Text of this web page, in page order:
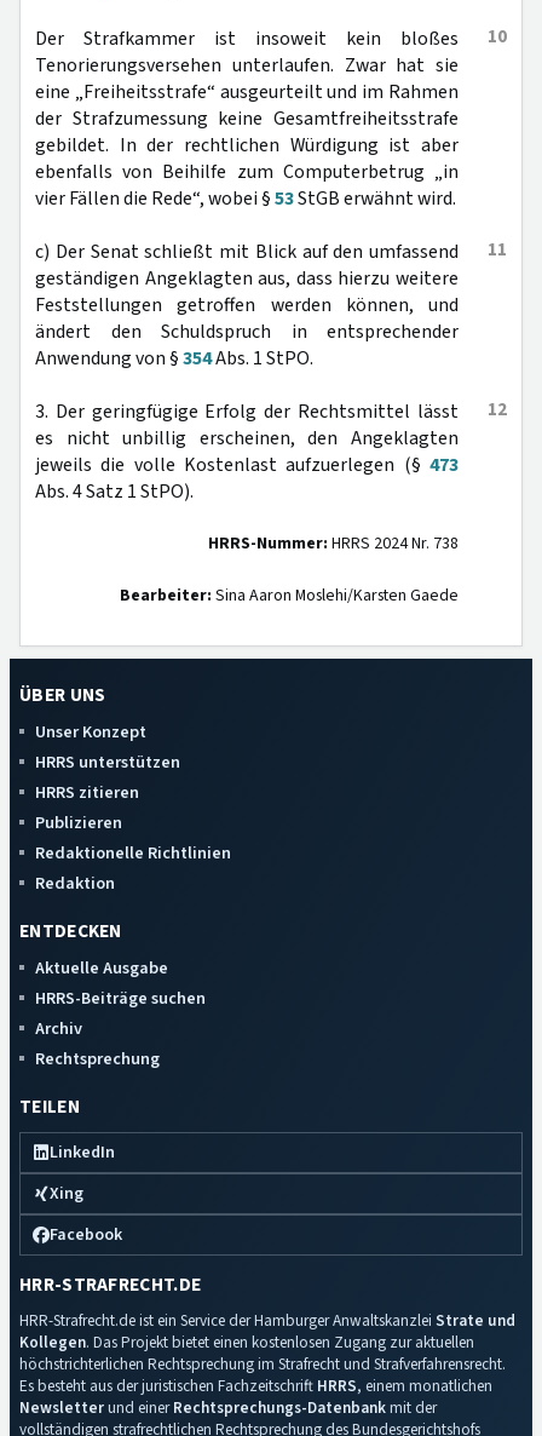
10
Der Strafkammer ist insoweit kein bloßes
Tenorierungsversehen unterlaufen. Zwar hat sie
eine „Freiheitsstrafe“ ausgeurteilt und im Rahmen
der Strafzumessung keine Gesamtfreiheitsstrafe
gebildet. In der rechtlichen Würdigung ist aber
ebenfalls von Beihilfe zum Computerbetrug „in
vier Fällen die Rede“, wobei §53StGB erwähnt wird.
11
c) Der Senat schließt mit Blick auf den umfassend
geständigen Angeklagten aus, dass hierzu weitere
Feststellungen getroffen werden können, und
ändert den Schuldspruch in entsprechender
Anwendung von §354Abs. 1 StPO.
12
3. Der geringfügige Erfolg der Rechtsmittel lässt
es nicht unbillig erscheinen, den Angeklagten
jeweils die volle Kostenlast aufzuerlegen (§ 473
Abs. 4 Satz 1 StPO).
HRRS-Nummer: HRRS 2024 Nr. 738
Bearbeiter: Sina Aaron Moslehi/Karsten Gaede
ÜBER UNS
Unser Konzept
HRRS unterstützen
HRRS zitieren
Publizieren
Redaktionelle Richtlinien
Redaktion
ENTDECKEN
Aktuelle Ausgabe
HRRS-Beiträge suchen
Archiv
Rechtsprechung
TEILEN
LinkedIn
Xing
Facebook
HRR-STRAFRECHT.DE
HRR-Strafrecht.de ist ein Service der Hamburger Anwaltskanzlei Strate und
Kollegen. Das Projekt bietet einen kostenlosen Zugang zur aktuellen
höchstrichterlichen Rechtsprechung im Strafrecht und Strafverfahrensrecht.
Es besteht aus der juristischen Fachzeitschrift HRRS, einem monatlichen
Newsletterund einerRechtsprechungs-Datenbankmit der
vollständigen strafrechtlichen Rechtsprechung des Bundesgerichtshofs